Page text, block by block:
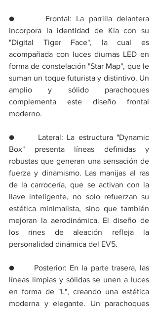
●      Frontal: La parrilla delantera
incorpora la identidad de Kia con su
"Digital Tiger Face", la cual es
acompañada con luces diurnas LED en
forma de constelación "Star Map", que le
suman un toque futurista y distintivo. Un
amplio y sólido parachoques
complementa este diseño frontal
moderno.
●      Lateral: La estructura "Dynamic
Box" presenta líneas definidas y
robustas que generan una sensación de
fuerza y dinamismo. Las manijas al ras
de la carrocería, que se activan con la
llave inteligente, no solo refuerzan su
estética minimalista, sino que también
mejoran la aerodinámica. El diseño de
los rines de aleación refleja la
personalidad dinámica del EV5.
●      Posterior: En la parte trasera, las
líneas limpias y sólidas se unen a luces
en forma de "L", creando una estética
moderna y elegante. Un parachoques